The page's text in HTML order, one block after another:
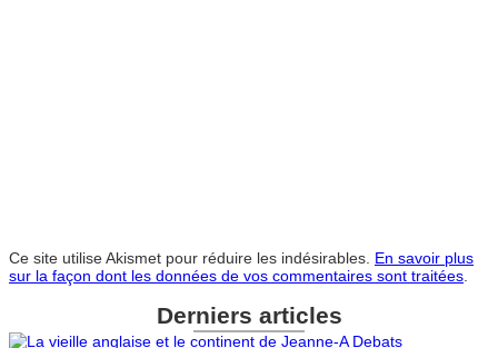
Ce site utilise Akismet pour réduire les indésirables. En savoir plus
sur la façon dont les données de vos commentaires sont traitées
Derniers articles